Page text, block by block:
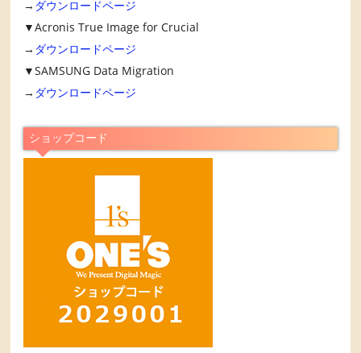
→ ダウンロードページ
▼Acronis True Image for Crucial
→ ダウンロードページ
▼SAMSUNG Data Migration
→ ダウンロードページ
ショップコード